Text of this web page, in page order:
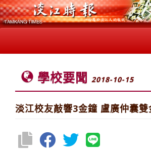
學校要聞 2018-10-15
淡江校友敲響3金鐘 盧廣仲囊雙